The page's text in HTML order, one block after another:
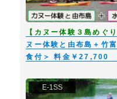
せん。
10．旅行者の責任
① 当社は、旅行者の故意または
損害賠償を申し受けます。
② 旅行者は、契約を締結するに
③ 旅行者は、旅行開始後におい
【カヌー体験３島めぐり
ヌー体験と由布島＋竹
食付＞ 料金￥27,700
E-1SS